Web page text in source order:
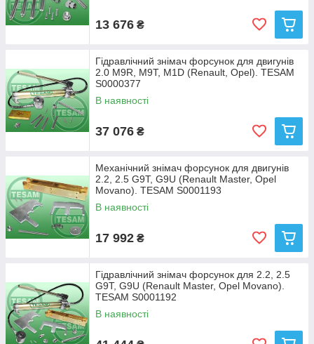
13 676 ₴
Гідравлічний знімач форсунок для двигунів
2.0 M9R, М9T, M1D (Renault, Opel). TESAM
S0000377
В наявності
37 076 ₴
Механічний знімач форсунок для двигунів
2.2, 2.5 G9T, G9U (Renault Master, Opel
Movano). TESAM S0001193
В наявності
17 992 ₴
Гідравлічний знімач форсунок для 2.2, 2.5
G9T, G9U (Renault Master, Opel Movano).
TESAM S0001192
В наявності